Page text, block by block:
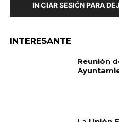
INICIAR SESIÓN PARA
INTERESANTE
Reunión